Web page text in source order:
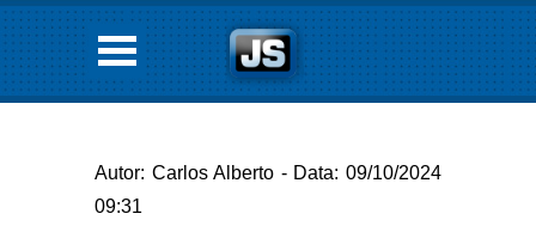
Autor: Carlos Alberto - Data: 09/10/2024
09:31